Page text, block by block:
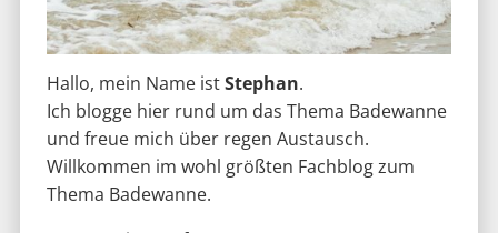
Hallo, mein Name istStephan.
Ich blogge hier rund um das Thema Badewanne
und freue mich über regen Austausch.
Willkommen im wohl größten Fachblog zum
Thema Badewanne.